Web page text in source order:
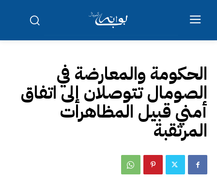
الحكومة والمعارضة في
الصومال تتوصلان إلى اتفاق
أمني قبيل المظاهرات
المرتقبة